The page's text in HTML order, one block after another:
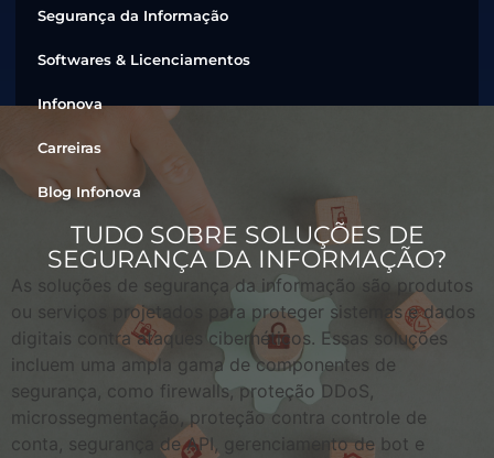
Segurança da Informação
Softwares & Licenciamentos
Infonova
Carreiras
Blog Infonova
TUDO SOBRE SOLUÇÕES DE
SEGURANÇA DA INFORMAÇÃO?
As soluções de segurança da informação são produtos
ou serviços projetados para proteger sistemas e dados
digitais contra ataques cibernéticos. Essas soluções
incluem uma ampla gama de componentes de
segurança, como firewalls, proteção DDoS,
microssegmentação, proteção contra controle de
conta, segurança de API, gerenciamento de bot e